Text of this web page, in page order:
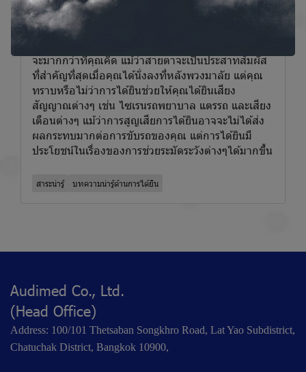
เทคนิคการขับรถอย่างปลอดภัยเมื่อคุณมีปัญหาการ
ได้ยิน
จะมากกว่าที่คุณคิด แม้ว่าสายตาจะเป็นประสาทสัมผัส
ที่สำคัญที่สุดเมื่อคุณได้นั่งลงที่หลังพวงมาลัย แต่คุณ
ทราบหรือไม่ว่าการได้ยินช่วยให้คุณได้ยินเสียง
สัญญาณต่างๆ เช่น ไซเรนรถพยาบาล แตรรถ และเสียง
เตือนต่างๆ แม้ว่าการสูญเสียการได้ยินอาจจะไม่ได้ส่ง
ผลกระทบมากต่อการขับรถของคุณ แต่การได้ยินมี
ประโยชน์ในเรื่องของการช่วยระมัดระวังต่างๆได้มากขึ้น
สาระน่ารู้ บทความน่ารู้ด้านการได้ยิน
Audimed Co., Ltd.
(Head Office)
Address: 100/101 Thetsaban Songkhro Road, Lat Yao Subdistrict,
Chatuchak District, Bangkok 10900,